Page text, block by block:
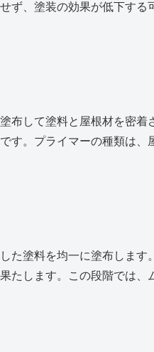
ず、塗装の効果が低下する
布して塗料と屋根材を密
す。プライマーの種類は、
た塗料を均一に塗布しま
たします。この段階では